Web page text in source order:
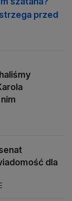
przed
dla